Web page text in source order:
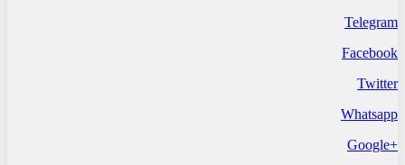
Telegram
Facebook
Twitter
Whatsapp
+Google